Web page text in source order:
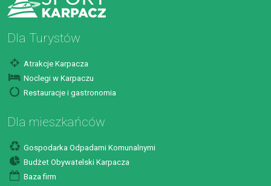
Dla Turystów
Atrakcje Karpacza
Noclegi w Karpaczu
Restauracje i gastronomia
Dla mieszkańców
Gospodarka Odpadami Komunalnymi
Budżet Obywatelski Karpacza
Baza firm